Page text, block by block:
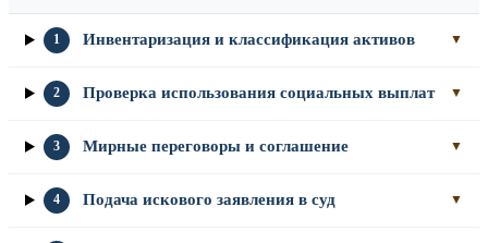
1 Инвентаризация и классификация активов ▼
2 Проверка использования социальных выплат ▼
3 Мирные переговоры и соглашение ▼
4 Подача искового заявления в суд ▼